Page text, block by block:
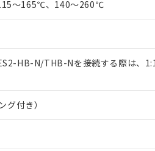
～165℃、140～260℃
HB-N/THB-Nを接続する際は、
付き）